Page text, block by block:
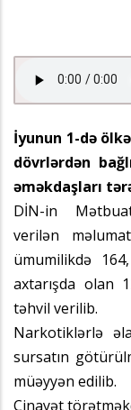
İyunun 1-də
dövrlərdən
əməkdaşları
DİN-in
verilən
ümumilikdə
axtarışda olan
təhvil verilib.
Narkotiklərlə
sursatın
müəyyən edilib.
Cinayət